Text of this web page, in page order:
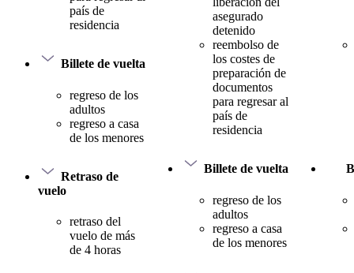
país de
residencia
Billete de vuelta
regreso de los
adultos
regreso a casa
de los menores
Retraso de
vuelo
retraso del
vuelo de más
de 4 horas
asegurado
detenido
reembolso de
los costes de
preparación de
documentos
para regresar al
país de
residencia
Billete de vuelta
regreso de los
adultos
regreso a casa
de los menores